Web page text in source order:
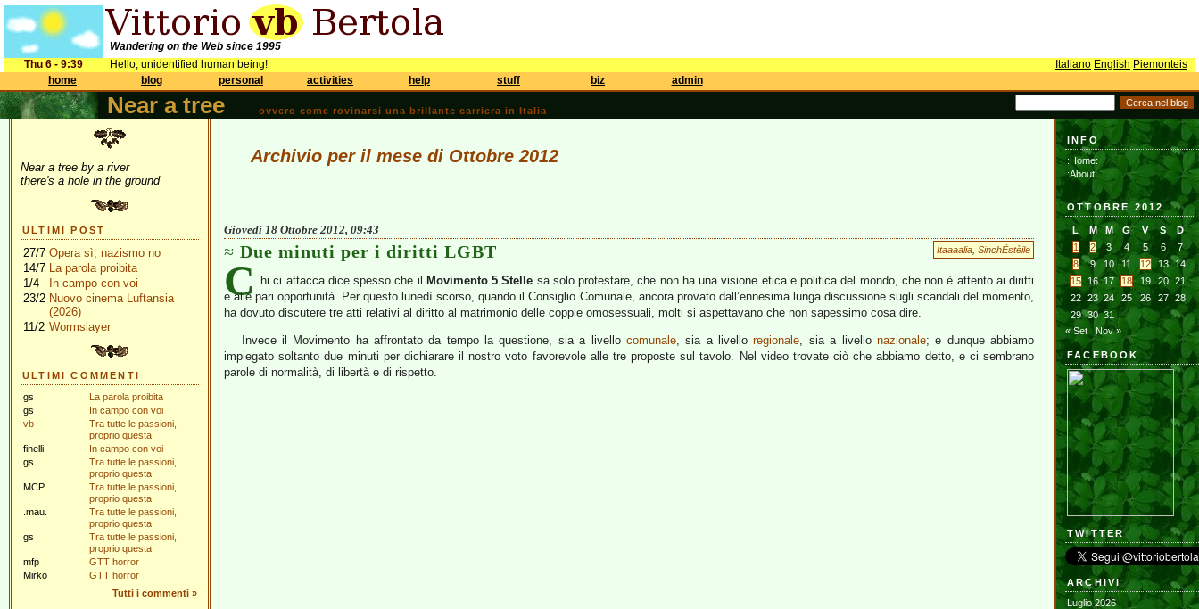
Wandering on the Web since 1995
Thu 6 - 9:39
Hello, unidentified human being! Italiano English Piemonteis
home
blog personal activities help stuff biz admin
Near a tree ovvero come rovinarsi una brillante carriera in Italia
Near a tree by a river
there's a hole in the ground
ULTIMI POST
27/7 Opera sì, nazismo no
14/7 La parola proibita
1/4
In campo con voi
23/2 Nuovo cinema Luftansia
(2026)
11/2 Wormslayer
ULTIMI COMMENTI
gs
La parola proibita
gs
In campo con voi
vb
Tra tutte le passioni,
proprio questa
finelli
In campo con voi
gs
Tra tutte le passioni,
proprio questa
MCP
Tra tutte le passioni,
proprio questa
.mau.
Tra tutte le passioni,
proprio questa
gs
Tra tutte le passioni,
proprio questa
mfp
GTT horror
Mirko
GTT horror
Tutti i commenti »
Archivio per il mese di Ottobre 2012
Giovedì 18 Ottobre 2012, 09:43
Itaaaalia SinchËstèile
Due minuti per i diritti LGBT
C hi ci attacca dice spesso che il Movimento 5 Stelle sa solo protestare, che non ha una visione etica e politica del mondo, che non è attento ai diritti
e alle pari opportunità. Per questo lunedì scorso, quando il Consiglio Comunale, ancora provato dall’ennesima lunga discussione sugli scandali del momento,
ha dovuto discutere tre atti relativi al diritto al matrimonio delle coppie omosessuali, molti si aspettavano che non sapessimo cosa dire.
Invece il Movimento ha affrontato da tempo la questione, sia a livello comunale, sia a livelloregionale, sia a livello nazionale; e dunque abbiamo
impiegato soltanto due minuti per dichiarare il nostro voto favorevole alle tre proposte sul tavolo. Nel video trovate ciò che abbiamo detto, e ci sembrano
parole di normalità, di libertà e di rispetto.
INFO
:Home:
:About:
OTTOBRE 2012
L M M G V S
D
1
2 3 4 5 6
7
8
9 10 11 12 13
14
15
16 17 18 19 20
21
22
23 24 25 26 27
28
29
30 31
« Set
Nov »
FACEBOOK
TWITTER
ARCHIVI
Luglio 2026